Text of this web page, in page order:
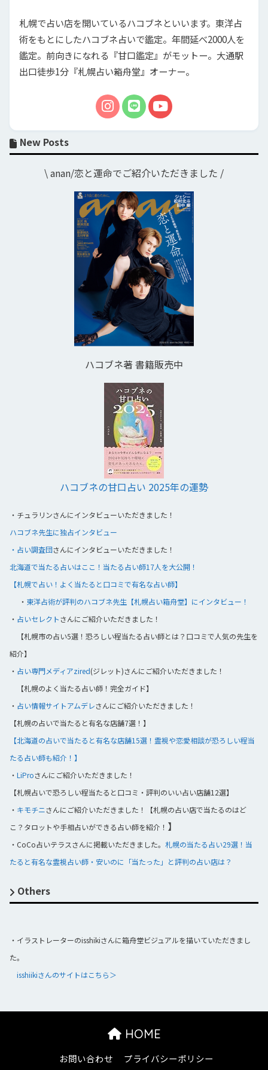
札幌で占い店を開いているハコブネといいます。東洋占
術をもとにしたハコブネ占いで鑑定。年間延べ2000人を
鑑定。前向きになれる『甘口鑑定』がモットー。大通駅
出口徒歩1分『札幌占い箱舟堂』オーナー。
New Posts
\ anan/恋と運命でご紹介いただきました /
ハコブネ著 書籍販売中
ハコブネの甘口占い 2025年の運勢
・ チュラリンさんにインタビューいただきました！
ハコブネ先生に独占インタビュー
・占い調査団さんにインタビューいただきました！
北海道で当たる占いはここ！当たる占い師17人を大公開！
【札幌で占い！よく当たると口コミで有名な占い師】
・ 東洋占術が評判のハコブネ先生【札幌占い箱舟堂】にインタビュー！
・ 占いセレクトさんにご紹介いただきました！
【札幌市の占い5選！恐ろしい程当たる占い師とは？口コミで人気の先生を
紹介】
・ 占い専門メディアzired(ジレット)さんにご紹介いただきました！
【札幌のよく当たる占い師！完全ガイド】
・ 占い情報サイトアムデレさんにご紹介いただきました！
【札幌の占いで当たると有名な店舗7選！】
【北海道の占いで当たると有名な店舗15選！霊視や恋愛相談が恐ろしい程当
たる占い師も紹介！】
・ LiProさんにご紹介いただきました！
【札幌占いで恐ろしい程当たると口コミ・評判のいい占い店舗12選】
・ キモチニさんにご紹介いただきました！【札幌の占い店で当たるのはど
こ？タロットや手相占いができる占い師を紹介！ 】
・CoCo占いテラスさんに掲載いただきました。 札幌の当たる占い29選！当
たると有名な霊視占い師・安いのに「当たった」と評判の占い店は？
Others
・イラストレーターのisshikiさんに箱舟堂ビジュアルを描いていただきまし
た。
isshiikiさんのサイトはこちら＞
HOME
お問い合わせ プライバシーポリシー